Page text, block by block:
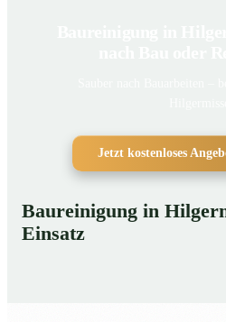
Jetzt kostenloses
Baureinigung in
Einsatz